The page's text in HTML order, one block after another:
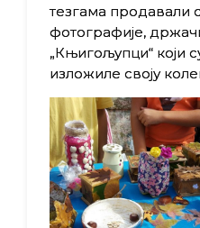
тезгама продавали
фотографије,
„Књигољупци“ који
изложиле своју